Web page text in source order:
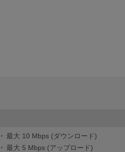
最大 10 Mbps (ダウンロード)
最大 5 Mbps (アップロード)